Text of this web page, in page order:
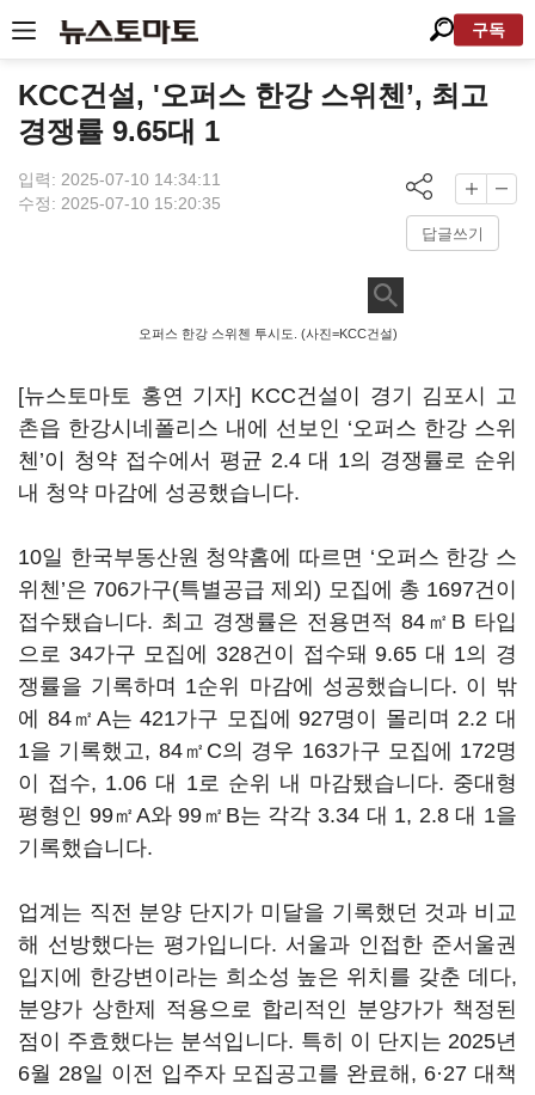
구독
KCC건설, '오퍼스 한강 스위첸’, 최고
경쟁률 9.65대 1
입력: 2025-07-10 14:34:11
수정: 2025-07-10 15:20:35
답글쓰기
오퍼스 한강 스위첸 투시도. (사진=KCC건설)
[뉴스토마토 홍연 기자] KCC건설이 경기 김포시 고
촌읍 한강시네폴리스 내에 선보인 ‘오퍼스 한강 스위
첸’이 청약 접수에서 평균 2.4 대 1의 경쟁률로 순위
내 청약 마감에 성공했습니다.
10일 한국부동산원 청약홈에 따르면 ‘오퍼스 한강 스
위첸’은 706가구(특별공급 제외) 모집에 총 1697건이
접수됐습니다. 최고 경쟁률은 전용면적 84㎡B 타입
으로 34가구 모집에 328건이 접수돼 9.65 대 1의 경
쟁률을 기록하며 1순위 마감에 성공했습니다. 이 밖
에 84㎡A는 421가구 모집에 927명이 몰리며 2.2 대
1을 기록했고, 84㎡C의 경우 163가구 모집에 172명
이 접수, 1.06 대 1로 순위 내 마감됐습니다. 중대형
평형인 99㎡A와 99㎡B는 각각 3.34 대 1, 2.8 대 1을
기록했습니다.
업계는 직전 분양 단지가 미달을 기록했던 것과 비교
해 선방했다는 평가입니다. 서울과 인접한 준서울권
입지에 한강변이라는 희소성 높은 위치를 갖춘 데다,
분양가 상한제 적용으로 합리적인 분양가가 책정된
점이 주효했다는 분석입니다. 특히 이 단지는 2025년
6월 28일 이전 입주자 모집공고를 완료해, 6·27 대책